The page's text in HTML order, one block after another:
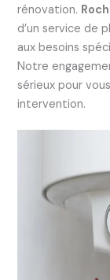
rénovation.
d’un service de
aux besoins
Notre
sérieux pour
intervention.